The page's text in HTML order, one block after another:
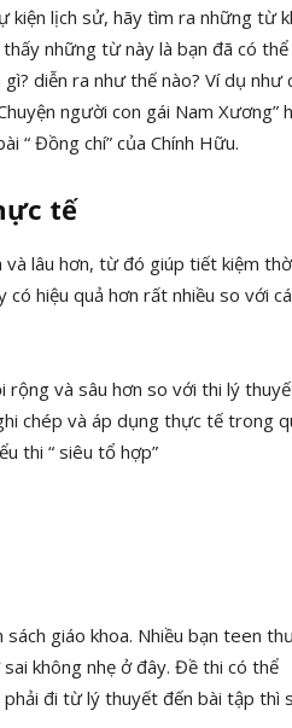
kiện lịch sử, hãy tìm ra những từ
những từ này là bạn đã có thể
diễn ra như thế nào? Ví dụ như
người con gái Nam Xương”
“ Đồng chí” của Chính Hữu.
tế
lâu hơn, từ đó giúp tiết kiệm
có hiệu quả hơn rất nhiều so với
rộng và sâu hơn so với thi lý
chép và áp dụng thực tế trong
thi “ siêu tổ hợp”
giáo khoa. Nhiều bạn teen
không nhẹ ở đây. Đề thi có thể
đi từ lý thuyết đến bài tập thì